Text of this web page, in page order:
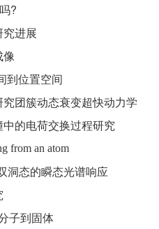
?
进展
像
到位置空间
团簇动态衰变超快动力学
的电荷交换过程研究
from an atom
洞态的瞬态光谱响应
子到固体